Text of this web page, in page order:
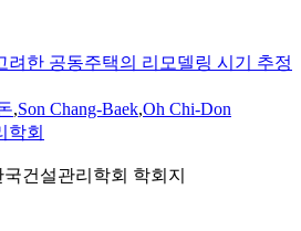
려한 공동주택의 리모델링 시기 추정
,Son Chang-Baek,Oh Chi-Don
학회
건설관리학회 학회지